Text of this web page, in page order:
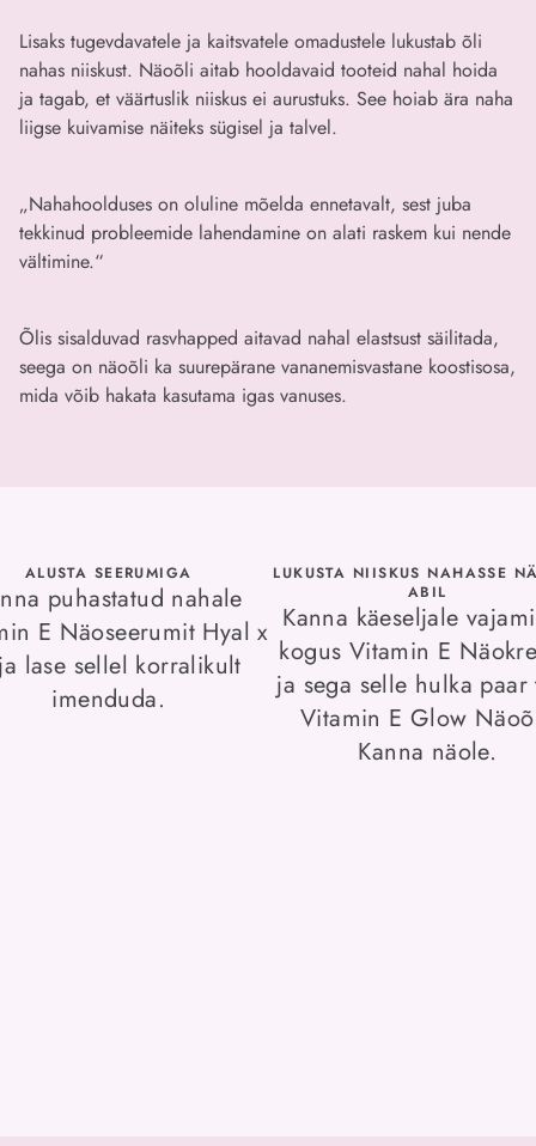
Lisaks tugevdavatele ja kaitsvatele omadustele lukustab õli
nahas niiskust. Näoõli aitab hooldavaid tooteid nahal hoida
ja tagab, et väärtuslik niiskus ei aurustuks. See hoiab ära naha
liigse kuivamise näiteks sügisel ja talvel.
„Nahahoolduses on oluline mõelda ennetavalt, sest juba
tekkinud probleemide lahendamine on alati raskem kui nende
vältimine.“
Õlis sisalduvad rasvhapped aitavad nahal elastsust säilitada,
seega on näoõli ka suurepärane vananemisvastane koostisosa,
mida võib hakata kasutama igas vanuses.
ALUSTA SEERUMIGA
puhastatud nahale
E Näoseerumit Hyal x
lase sellel korralikult
imenduda.
LUKUSTA NIISKUS NAHASSE
ABIL
Kanna käeseljale
kogus Vitamin E
ja sega selle hulka
Vitamin E Glow
Kanna näole.